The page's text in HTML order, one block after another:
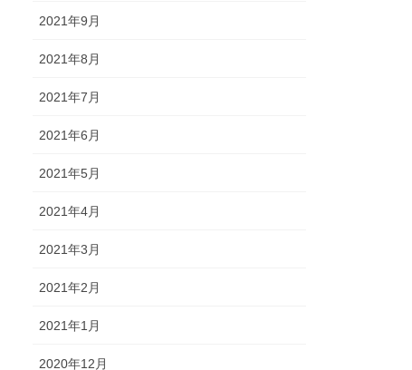
2021年9月
2021年8月
2021年7月
2021年6月
2021年5月
2021年4月
2021年3月
2021年2月
2021年1月
2020年12月